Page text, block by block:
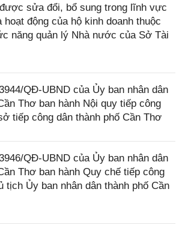
sửa đổi, bổ sung trong lĩnh vực
hoạt động của hộ kinh doanh thuộc
năng quản lý Nhà nước của Sở Tài
QĐ-UBND của Ủy ban nhân dân
Thơ ban hành Nội quy tiếp công
tiếp công dân thành phố Cần Thơ
QĐ-UBND của Ủy ban nhân dân
Thơ ban hành Quy chế tiếp công
tịch Ủy ban nhân dân thành phố Cần